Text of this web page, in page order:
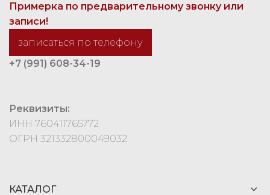
Примерка по предварительному звонку или
записи!
записаться по телефону
+7 (991) 608-34-19
Реквизиты:
ИНН 760411765772
ОГРН 321332800049032
КАТАЛОГ